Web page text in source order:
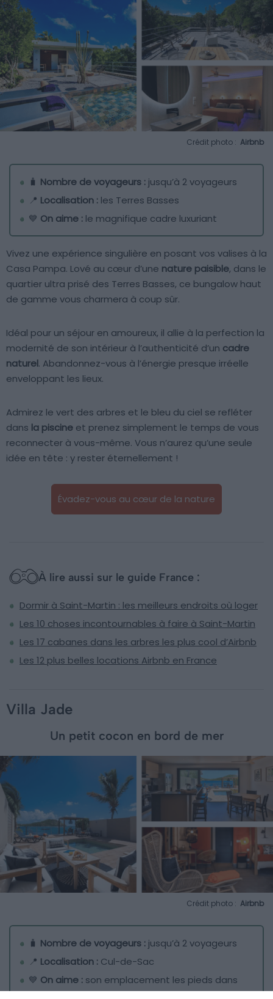
Crédit photo : Airbnb
🧳 Nombre de voyageurs : jusqu’à 2 voyageurs
📍 Localisation : les Terres Basses
💙 On aime : le magnifique cadre luxuriant
Vivez une expérience singulière en posant vos valises à la
Casa Pampa. Lové au cœur d’une nature paisible, dans le
quartier ultra prisé des Terres Basses, ce bungalow haut
de gamme vous charmera à coup sûr.
Idéal pour un séjour en amoureux, il allie à la perfection la
modernité de son intérieur à l’authenticité d’un cadre
naturel. Abandonnez-vous à l’énergie presque irréelle
enveloppant les lieux.
Admirez le vert des arbres et le bleu du ciel se refléter
dans la piscine et prenez simplement le temps de vous
reconnecter à vous-même. Vous n’aurez qu’une seule
idée en tête : y rester éternellement !
Évadez-vous au cœur de la nature
À lire aussi sur le guide France :
Dormir à Saint-Martin : les meilleurs endroits où loger
Les 10 choses incontournables à faire à Saint-Martin
Les 17 cabanes dans les arbres les plus cool d’Airbnb
Les 12 plus belles locations Airbnb en France
Villa Jade
Un petit cocon en bord de mer
Crédit photo : Airbnb
🧳 Nombre de voyageurs : jusqu’à 2 voyageurs
📍 Localisation : Cul-de-Sac
💙 On aime : son emplacement les pieds dans
l’eau